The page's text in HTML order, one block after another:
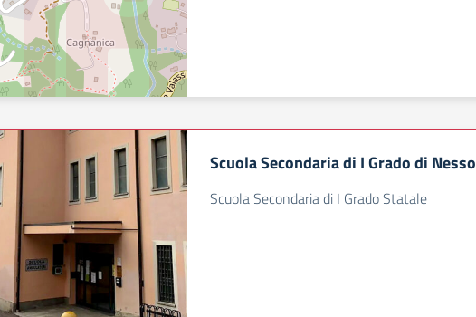
Scuola Secondaria di I Grado di Nesso
Scuola Secondaria di I Grado Statale